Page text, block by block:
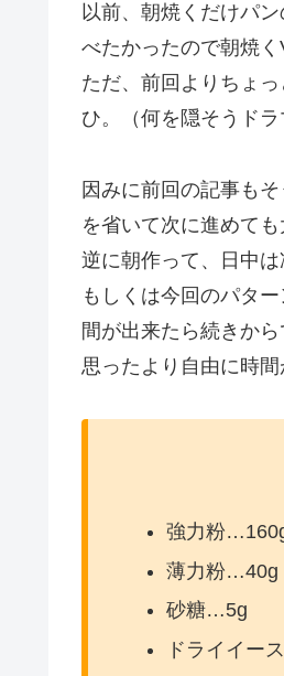
以前、朝焼くだけパ
べたかったので朝焼く
ただ、前回よりちょ
ひ。（何を隠そうド
因みに前回の記事も
を省いて次に進めても
逆に朝作って、日中
もしくは今回のパタ
間が出来たら続きから
思ったより自由に時
強力粉
薄力粉…40g
砂糖…5g
ドライイー